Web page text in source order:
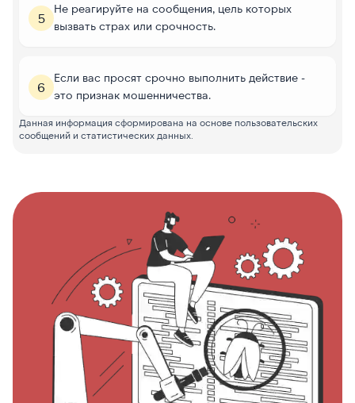
5
Не реагируйте на сообщения, цель которых
вызвать страх или срочность.
6
Если вас просят срочно выполнить действие -
это признак мошенничества.
Данная информация сформирована на основе пользовательских
сообщений и статистических данных.